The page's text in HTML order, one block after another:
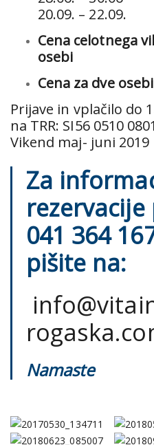
20.09. – 22.09.
Cena celotnega
osebi
Cena za dve
Prijave in vplačilo do
na TRR: SI56 0510
Vikend maj- juni 2019
Za
041 364
pišite na:
Namaste